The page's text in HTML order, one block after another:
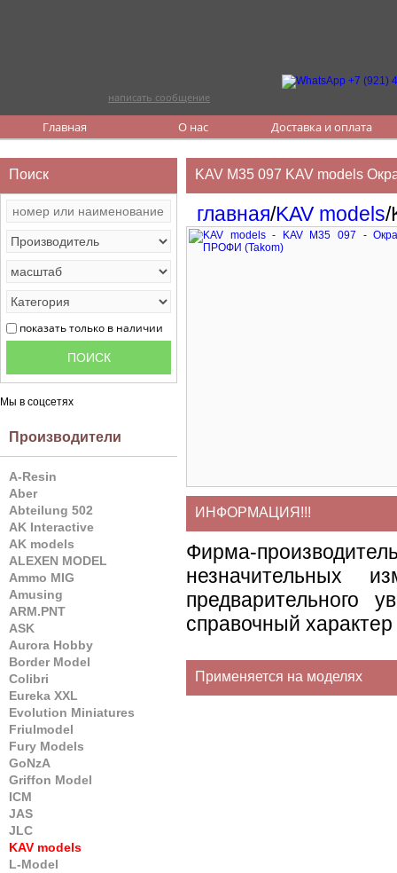
написать сообщение
Главная О нас Доставка и оплата
Поиск
показать только в наличии
Мы в соцсетях
Производители
A-Resin
Aber
Abteilung 502
AK Interactive
AK models
ALEXEN MODEL
Ammo MIG
Amusing
ARM.PNT
ASK
Aurora Hobby
Border Model
Colibri
Eureka XXL
Evolution Miniatures
Friulmodel
Fury Models
GoNzA
Griffon Model
ICM
JAS
JLC
KAV models
L-Model
KAV M35 097 KAV models
главная/KAV models/
ИНФОРМАЦИЯ!!!
Фирма-
незначительных
предварительного
справочный
Применяется на моделях